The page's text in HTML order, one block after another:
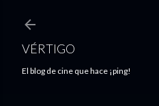
VÉRTIGO
El blog de cine que hace ¡ping!